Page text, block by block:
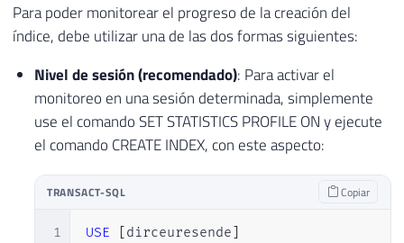
Para poder monitorear el progreso de la creación del
índice, debe utilizar una de las dos formas siguientes:
Nivel de sesión (recomendado): Para activar el
monitoreo en una sesión determinada, simplemente
use el comando SET STATISTICS PROFILE ON y ejecute
el comando CREATE INDEX, con este aspecto:
TRANSACT-SQL Copiar
1
USE dirceuresende